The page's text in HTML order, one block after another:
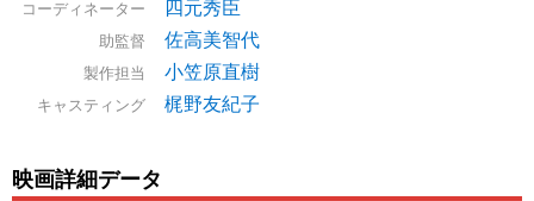
コーディネーター 四元秀臣
助監督 佐高美智代
製作担当 小笠原直樹
キャスティング 梶野友紀子
映画詳細データ